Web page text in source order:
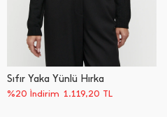
Sıfır Yaka Yünlü Hırka
%20 İndirim 1.119,20 TL